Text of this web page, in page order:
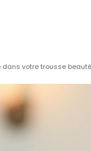
votre trousse